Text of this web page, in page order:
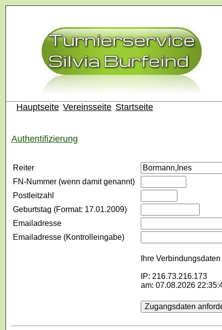
Hauptseite Vereinsseite Startseite
Authentifizierung
Reiter
FN-Nummer (wenn damit genannt)
Postleitzahl
Geburtstag (Format: 17.01.2009)
Emailadresse
Emailadresse (Kontrolleingabe)
Ihre
IP: 216.73.216.173
am: 07.08.2026